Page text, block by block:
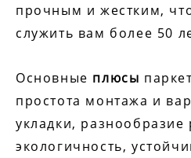
прочным и жестким,
служить вам более 50
Основные плюсы
простота монтажа и
укладки, разнообразие
экологичность,